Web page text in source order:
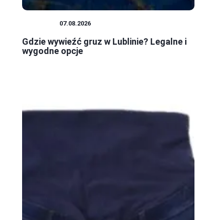
07.08.2026
Gdzie wywieźć gruz w Lublinie? Legalne i
wygodne opcje